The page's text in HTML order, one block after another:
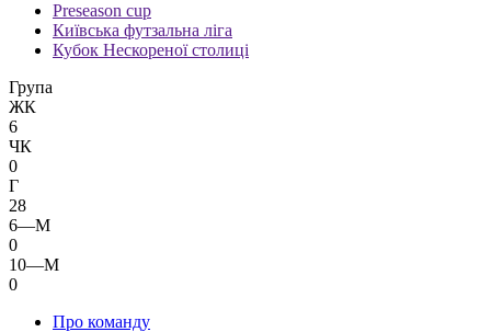
Preseason cup
Київська футзальна ліга
Кубок Нескореної столиці
Група
ЖК
6
ЧК
0
Г
28
6—М
0
10—М
0
Про команду